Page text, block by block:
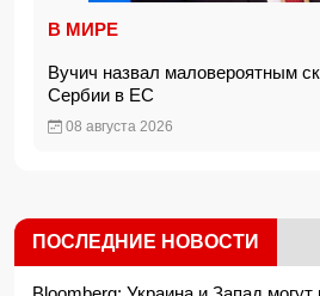
В МИРЕ
Вучич назвал маловероятным
Сербии в ЕС
08 августа 2026
ПОСЛЕДНИЕ НОВОСТИ